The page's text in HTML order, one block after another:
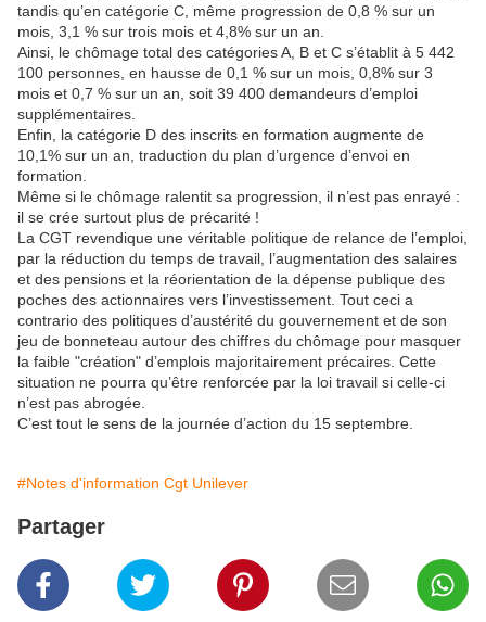
tandis qu’en catégorie C, même progression de 0,8 % sur un
mois, 3,1 % sur trois mois et 4,8% sur un an.
Ainsi, le chômage total des catégories A, B et C s’établit à 5 442
100 personnes, en hausse de 0,1 % sur un mois, 0,8% sur 3
mois et 0,7 % sur un an, soit 39 400 demandeurs d’emploi
supplémentaires.
Enfin, la catégorie D des inscrits en formation augmente de
10,1% sur un an, traduction du plan d’urgence d’envoi en
formation.
Même si le chômage ralentit sa progression, il n’est pas enrayé :
il se crée surtout plus de précarité !
La CGT revendique une véritable politique de relance de l’emploi,
par la réduction du temps de travail, l’augmentation des salaires
et des pensions et la réorientation de la dépense publique des
poches des actionnaires vers l’investissement. Tout ceci a
contrario des politiques d’austérité du gouvernement et de son
jeu de bonneteau autour des chiffres du chômage pour masquer
la faible "création" d’emplois majoritairement précaires. Cette
situation ne pourra qu’être renforcée par la loi travail si celle-ci
n’est pas abrogée.
C’est tout le sens de la journée d’action du 15 septembre.
#Notes d'information Cgt Unilever
Partager